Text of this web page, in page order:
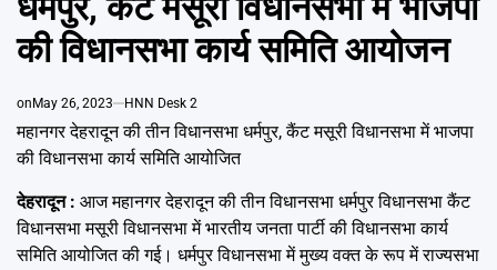
की विधानसभा कार्य समिति आयोजन
on May 26, 2023 HNN Desk 2
महानगर देहरादून की तीन विधानसभा धर्मपुर, कैंट मसूरी विधानसभा में भाजपा
की विधानसभा कार्य समिति आयोजित
देहरादून : आज महानगर देहरादून की तीन विधानसभा धर्मपुर विधानसभा कैंट
विधानसभा मसूरी विधानसभा में भारतीय जनता पार्टी की विधानसभा कार्य
समिति आयोजित की गई। धर्मपुर विधानसभा में मुख्य वक्त के रूप में राज्यसभा